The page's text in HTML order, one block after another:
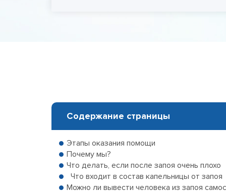
Содержание страницы
Этапы оказания помощи
Почему мы?
Что делать, если после запоя очень плохо
Что входит в состав капельницы от запоя
Можно ли вывести человека из запоя